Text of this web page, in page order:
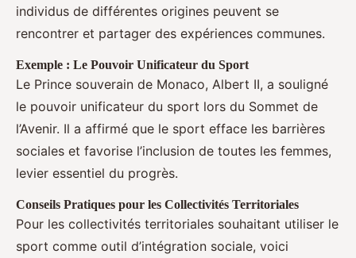
individus de différentes origines peuvent se
rencontrer et partager des expériences communes.
Exemple : Le Pouvoir Unificateur du Sport
Le Prince souverain de Monaco, Albert II, a souligné
le pouvoir unificateur du sport lors du Sommet de
l’Avenir. Il a affirmé que le sport efface les barrières
sociales et favorise l’inclusion de toutes les femmes,
levier essentiel du progrès.
Conseils Pratiques pour les Collectivités Territoriales
Pour les collectivités territoriales souhaitant utiliser le
sport comme outil d’intégration sociale, voici